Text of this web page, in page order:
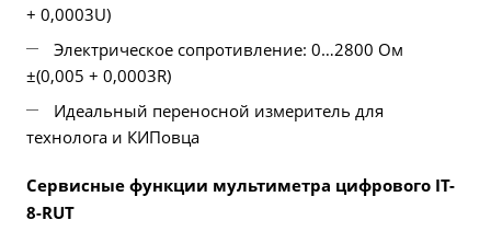
+ 0,0003U)
Электрическое сопротивление: 0…2800 Ом
±(0,005 + 0,0003R)
Идеальный переносной измеритель для
технолога и КИПовца
Сервисные функции мультиметра цифрового IT-
8-RUT